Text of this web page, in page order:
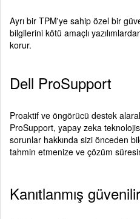
Ayrı bir TPM'ye sahip özel bir
bilgilerini kötü amaçlı
korur.
Dell ProSupport
Proaktif ve öngörücü destek
ProSupport, yapay zeka
sorunlar hakkında sizi önceden
tahmin etmenize ve çözüm
Kanıtlanmış